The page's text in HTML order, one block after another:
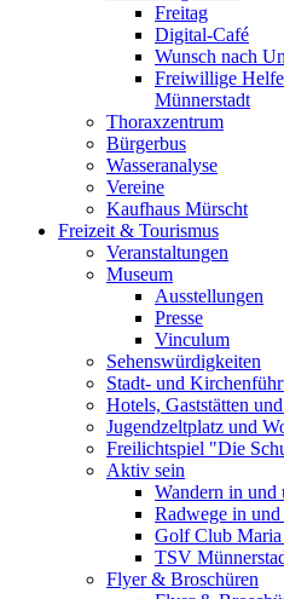
Freitag
Digital-Café
Wunsch nach
Freiwillige
Münnerstadt
Thoraxzentrum
Bürgerbus
Wasseranalyse
Vereine
Kaufhaus Mürscht
Freizeit & Tourismus
Veranstaltungen
Museum
Ausstellungen
Presse
Vinculum
Sehenswürdigkeiten
Stadt- und
Hotels, Gaststätten
Jugendzeltplatz und
Freilichtspiel "Die
Aktiv sein
Wandern in und
Radwege in
Golf Club Maria
TSV
Flyer & Broschüren